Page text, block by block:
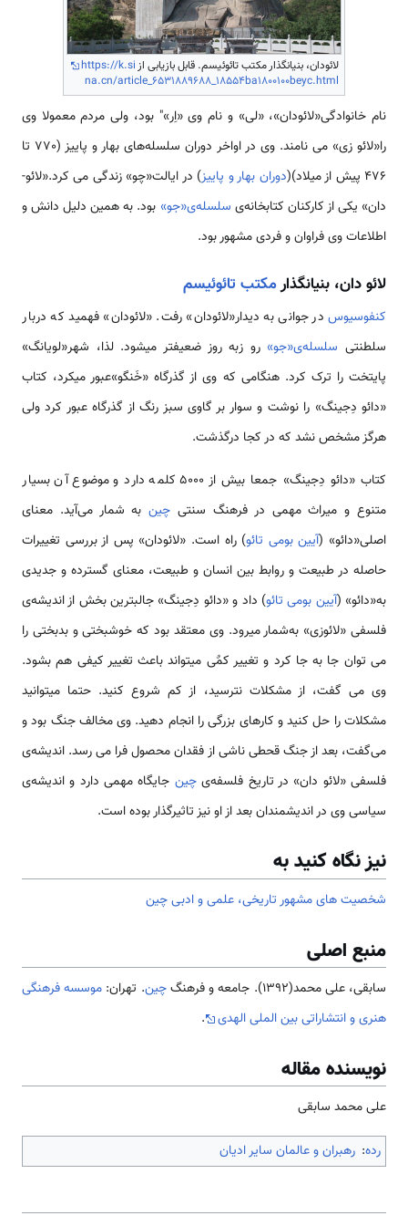
لائودان، بنیانگذار مکتب تائوئیسم. قابل بازیابی از https://k.si
na.cn/article_6531889688_18554ba1800100beyc.html
نام خانوادگی«لائو­دان»، «لی» و نام وی «اِر»" بود، ولی مردم معمولا وی
را«لائو زی» می­ نامند. وی در اواخر دوران سلسله‌­های بهار و پاییز (770 تا
476 پیش از میلاد)(
دوران بهار و پاییز) در ایالت«چو» زندگی می­ کرد.«لائو­
دان» یکی از کارکنان کتابخانه‌­ی سلسله‌­ی­«جو» بود. به همین دلیل دانش و
اطلاعات وی فراوان و فردی مشهور بود.
لائو دان، بنیانگذارمکتب تائوئیسم
کنفوسیوس در جوانی به دیدار«لائو­دان» رفت. «لائو­دان» فهمید که دربار
سلطنتی سلسله‌­ی«جو» رو زبه روز ضعیف­تر میشود. لذا، شهر«لو­یانگ»
پایتخت را ترک کرد. هنگامی که وی از گذرگاه «خَن­گو»عبور می­کرد، کتاب
«دائو دِجینگ» را نوشت و سوار بر گاوی سبز رنگ از گذرگاه عبور کرد ولی
هرگز مشخص نشد که در کجا درگذشت.
کتاب «دائو دِجینگ» جمعا بیش از 5000 کلمه دارد و موضوع آن بسیار
متنوع و میراث مهمی در فرهنگ سنتی چینبه­‌ شمار می‌آید. معنای
اصلی«دائو» (آیین بومی تائو) راه است. «لائو­دان» پس از بررسی تغییرات
حاصله در طبیعت و روابط بین انسان و طبیعت، معنای گسترده و جدیدی
به«دائو» (آیین بومی تائو) داد و «دائو دِجینگ» جالب­ترین بخش از اندیشه‌­ی
فلسفی «لائو­زی» به‌­شمار می­رود. وی معتقد بود که خوشبختی و بدبختی را
می­ توان جا به جا کرد و تغییر کمٌی می­تواند باعث تغییر کیفی هم بشود.
وی می­ گفت، از مشکلات نترسید، از کم شروع کنید. حتما می­توانید
مشکلات را حل کنید و کارهای بزرگی را انجام دهید. وی مخالف جنگ بود و
می‌گفت، بعد از جنگ قحطی ناشی از فقدان محصول فرا می­ رسد. اندیشه­‌ی
فلسفی «لائو دان» در تاریخ فلسفه­‌یچین جایگاه مهمی دارد و اندیشه­‌ی
سیاسی وی در اندیشمندان بعد از او نیز تاثیرگذار بوده است.
نیز نگاه کنید به
شخصیت های مشهور تاریخی، علمی و ادبی چین
منبع اصلی
سابقی، علی محمد(1392). جامعه و فرهنگ چین. تهران: موسسه فرهنگی
هنری و انتشاراتی بین الملی الهدی
.
نویسنده مقاله
علی محمد سابقی
رده: رهبران و عالمان سایر ادیان